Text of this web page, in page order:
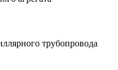
трубопровода